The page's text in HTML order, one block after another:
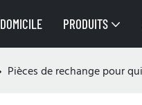
DOMICILE PRODUITS
Pièces de rechange pour